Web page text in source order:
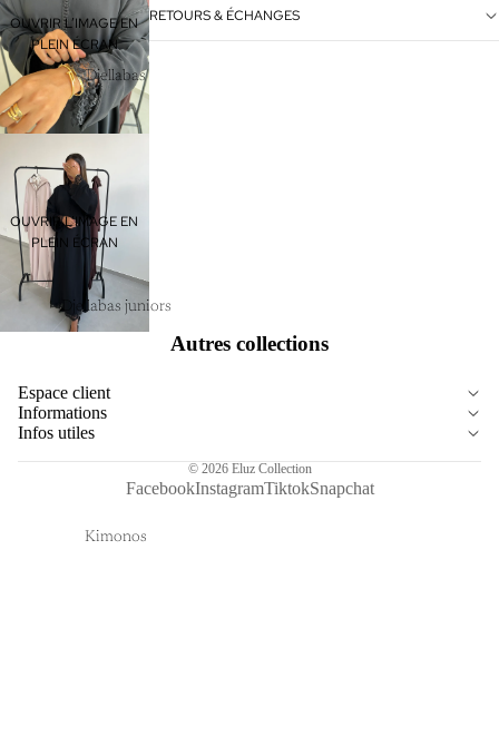
Djellabas
Djellabas juniors
Kimonos
OUVRIR L’IMAGE EN
PLEIN ÉCRAN
OUVRIR L’IMAGE EN
PLEIN ÉCRAN
RETOURS & ÉCHANGES
Autres collections
Espace client
Informations
Infos utiles
© 2026 Eluz Collection
FacebookInstagramTiktokSnapchat